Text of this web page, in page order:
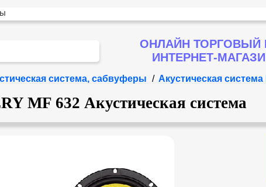
ОНЛАЙН ТОРГОВЫЙ
ИНТЕРНЕТ-
система, сабвуферы / Акустическая система
MF 632 Акустическая система